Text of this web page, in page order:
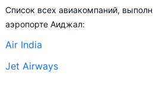
Список всех авиакомпаний,
аэропорте Аиджал:
Air India
Jet Airways